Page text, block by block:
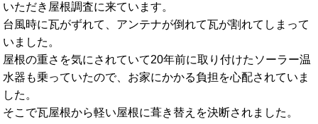
いただき屋根調査に来ています。
台風時に瓦がずれて、アンテナが倒れて瓦が割れてしまって
いました。
屋根の重さを気にされていて20年前に取り付けたソーラー温
水器も乗っていたので、お家にかかる負担を心配されていま
した。
そこで瓦屋根から軽い屋根に葺き替えを決断されました。